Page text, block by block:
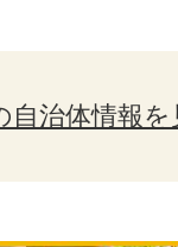
自治体情報を